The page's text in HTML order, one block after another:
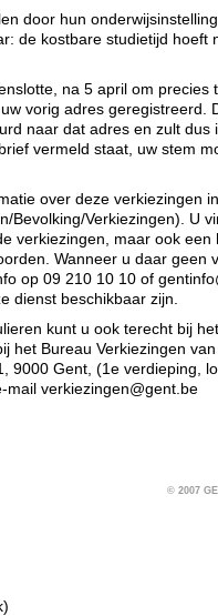
door hun
de kostbare studietijd hoeft
na 5 april om precies
vorig adres geregistreerd.
naar dat adres en zult dus
vermeld staat, uw stem
over deze verkiezingen
Bevolking/Verkiezingen). U
verkiezingen, maar ook een
Wanneer u daar geen
op 09 210 10 10 of
dienst beschikbaar zijn.
kunt u ook terecht bij het
het Bureau Verkiezingen
9000 Gent, (1e verdieping,
verkiezingen@gent.be
© 2007